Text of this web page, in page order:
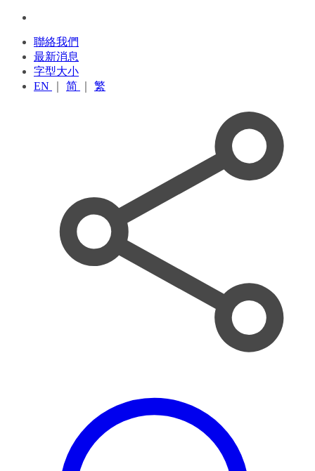
聯絡我們
最新消息
字型大小
EN
简 繁